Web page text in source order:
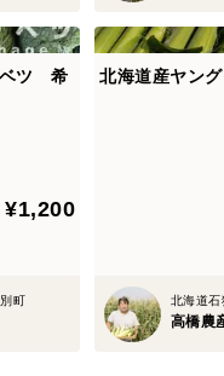
ベツ 希
¥1,200
町
北海道産ヤン
北海道
高橋農